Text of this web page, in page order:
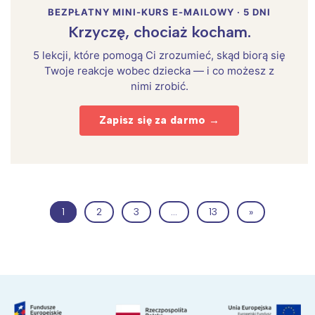
BEZPŁATNY MINI-KURS E-MAILOWY · 5 DNI
Krzyczę, chociaż kocham.
5 lekcji, które pomogą Ci zrozumieć, skąd biorą się
Twoje reakcje wobec dziecka — i co możesz z
nimi zrobić.
Zapisz się za darmo →
1 2 3 … 13 »